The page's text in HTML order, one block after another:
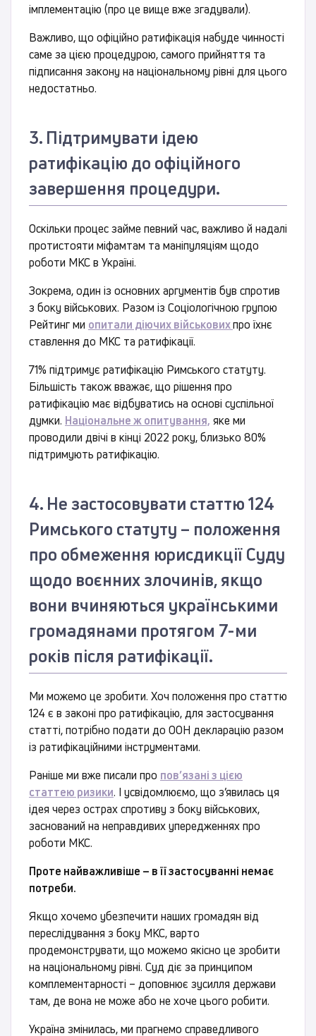
імплементацію (про це вище вже згадували).
Важливо, що офіційно ратифікація набуде чинності
саме за цією процедурою, самого прийняття та
підписання закону на національному рівні для цього
недостатньо.
3. Підтримувати ідею
ратифікацію до офіційного
завершення процедури.
Оскільки процес займе певний час, важливо й надалі
протистояти міфамтам та маніпуляціям щодо
роботи МКС в Україні.
Зокрема, один із основних аргументів був спротив
з боку військових. Разом із Соціологічною групою
Рейтинг ми опитали діючих військовихпро їхнє
ставлення до МКС та ратифікації.
71% підтримує ратифікацію Римського статуту.
Більшість також вважає, що рішення про
ратифікацію має відбуватись на основі суспільної
думки. Національне ж опитування, яке ми
проводили двічі в кінці 2022 року, близько 80%
підтримують ратифікацію.
4. Не застосовувати статтю 124
Римського статуту – положення
про обмеження юрисдикції Суду
щодо воєнних злочинів, якщо
вони вчиняються українськими
громадянами протягом 7-ми
років після ратифікації.
Ми можемо це зробити. Хоч положення про статтю
124 є в законі про ратифікацію, для застосування
статті, потрібно подати до ООН декларацію разом
із ратифікаційними інструментами.
Раніше ми вже писали про пов’язані з цією
статтею ризики. І усвідомлюємо, що з’явилась ця
ідея через острах спротиву з боку військових,
заснований на неправдивих упередженнях про
роботи МКС.
Проте найважливіше – в її застосуванні немає
потреби.
Якщо хочемо убезпечити наших громадян від
переслідування з боку МКС, варто
продемонструвати, що можемо якісно це зробити
на національному рівні. Суд діє за принципом
комплементарності – доповнює зусилля держави
там, де вона не може або не хоче цього робити.
Україна змінилась, ми прагнемо справедливого